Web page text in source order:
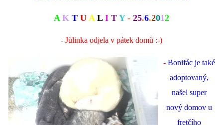
AK T U A L I T Y- 25.6.2012
- Jůlinka odjela v pátek domů :-)
- Bonifác je také
adoptovaný,
našel super
nový domov u
fretčího